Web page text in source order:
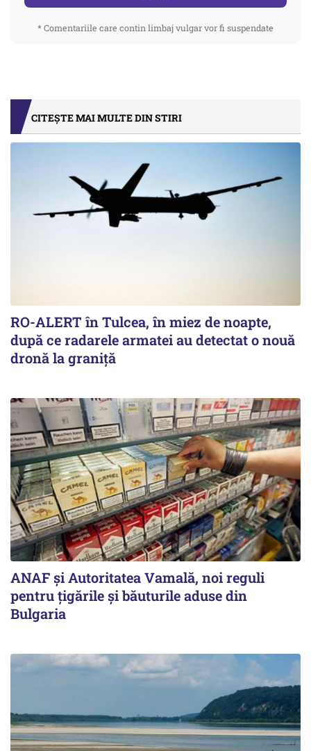
* Comentariile care contin limbaj vulgar vor fi suspendate
CITEȘTE MAI MULTE DIN STIRI
RO-ALERT în Tulcea, în miez de noapte,
după ce radarele armatei au detectat o nouă
dronă la graniță
ANAF și Autoritatea Vamală, noi reguli
pentru țigările și băuturile aduse din
Bulgaria